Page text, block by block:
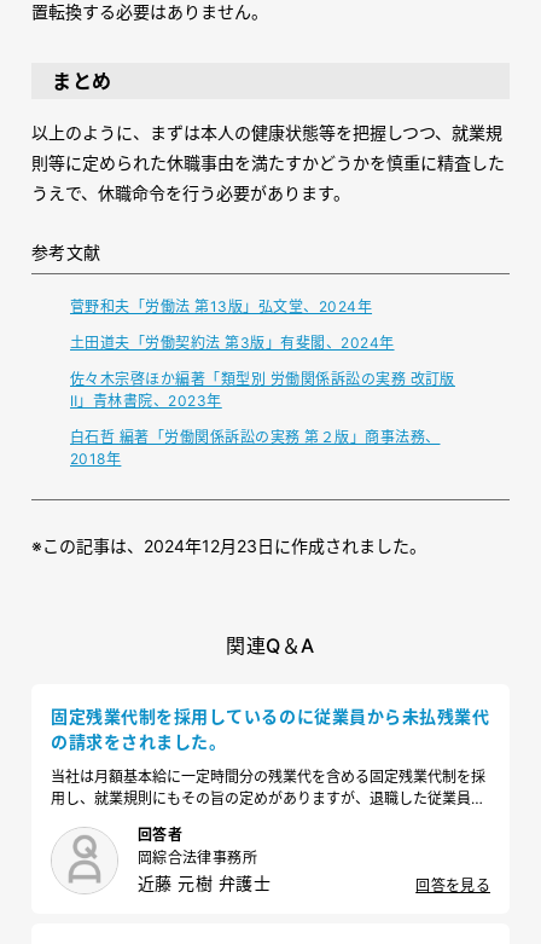
置転換する必要はありません。
まとめ
以上のように、まずは本人の健康状態等を把握しつつ、就業規
則等に定められた休職事由を満たすかどうかを慎重に精査した
うえで、休職命令を行う必要があります。
参考文献
菅野和夫「労働法 第13版」弘文堂、2024年
土田道夫「労働契約法 第3版」有斐閣、2024年
佐々木宗啓ほか編著「類型別 労働関係訴訟の実務 改訂版
Ⅱ」青林書院、2023年
白石哲 編著「労働関係訴訟の実務 第２版」商事法務、
2018年
※この記事は、2024年12月23日に作成されました。
関連Q＆A
固定残業代制を採用しているのに従業員から未払残業代
の請求をされました。
当社は月額基本給に一定時間分の残業代を含める固定残業代制を採
用し、就業規則にもその旨の定めがありますが、退職した従業員か
業員の勤務時間の記録を調べたところ、請求対象期間の残業時間は
毎月定められた時間以下でしたが、支払に応じなければならないで
しょうか。
回答者
岡綜合法律事務所
近藤 元樹 弁護士 回答を見る